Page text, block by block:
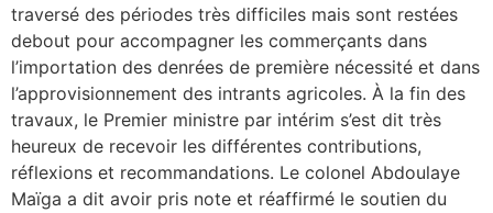
traversé des périodes très difficiles mais sont restées
debout pour accompagner les commerçants dans
l’importation des denrées de première nécessité et dans
l’approvisionnement des intrants agricoles. À la fin des
travaux, le Premier ministre par intérim s’est dit très
heureux de recevoir les différentes contributions,
réflexions et recommandations. Le colonel Abdoulaye
Maïga a dit avoir pris note et réaffirmé le soutien du